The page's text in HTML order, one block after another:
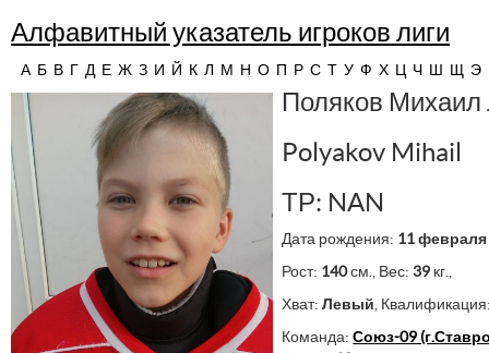
Алфавитный указатель игроков лиги
А Б В Г Д Е Ж З И Й К Л М Н О П Р С Т У Ф Х Ц Ч Ш Щ Э
Поляков
Polyakov Mihail
ТР: NAN
Дата рождения: 11 февраля
Рост: 140см., Вес: 39 кг.,
Хват:Левый ,
Команда:Союз-09